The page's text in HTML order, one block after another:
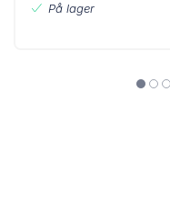
På lager